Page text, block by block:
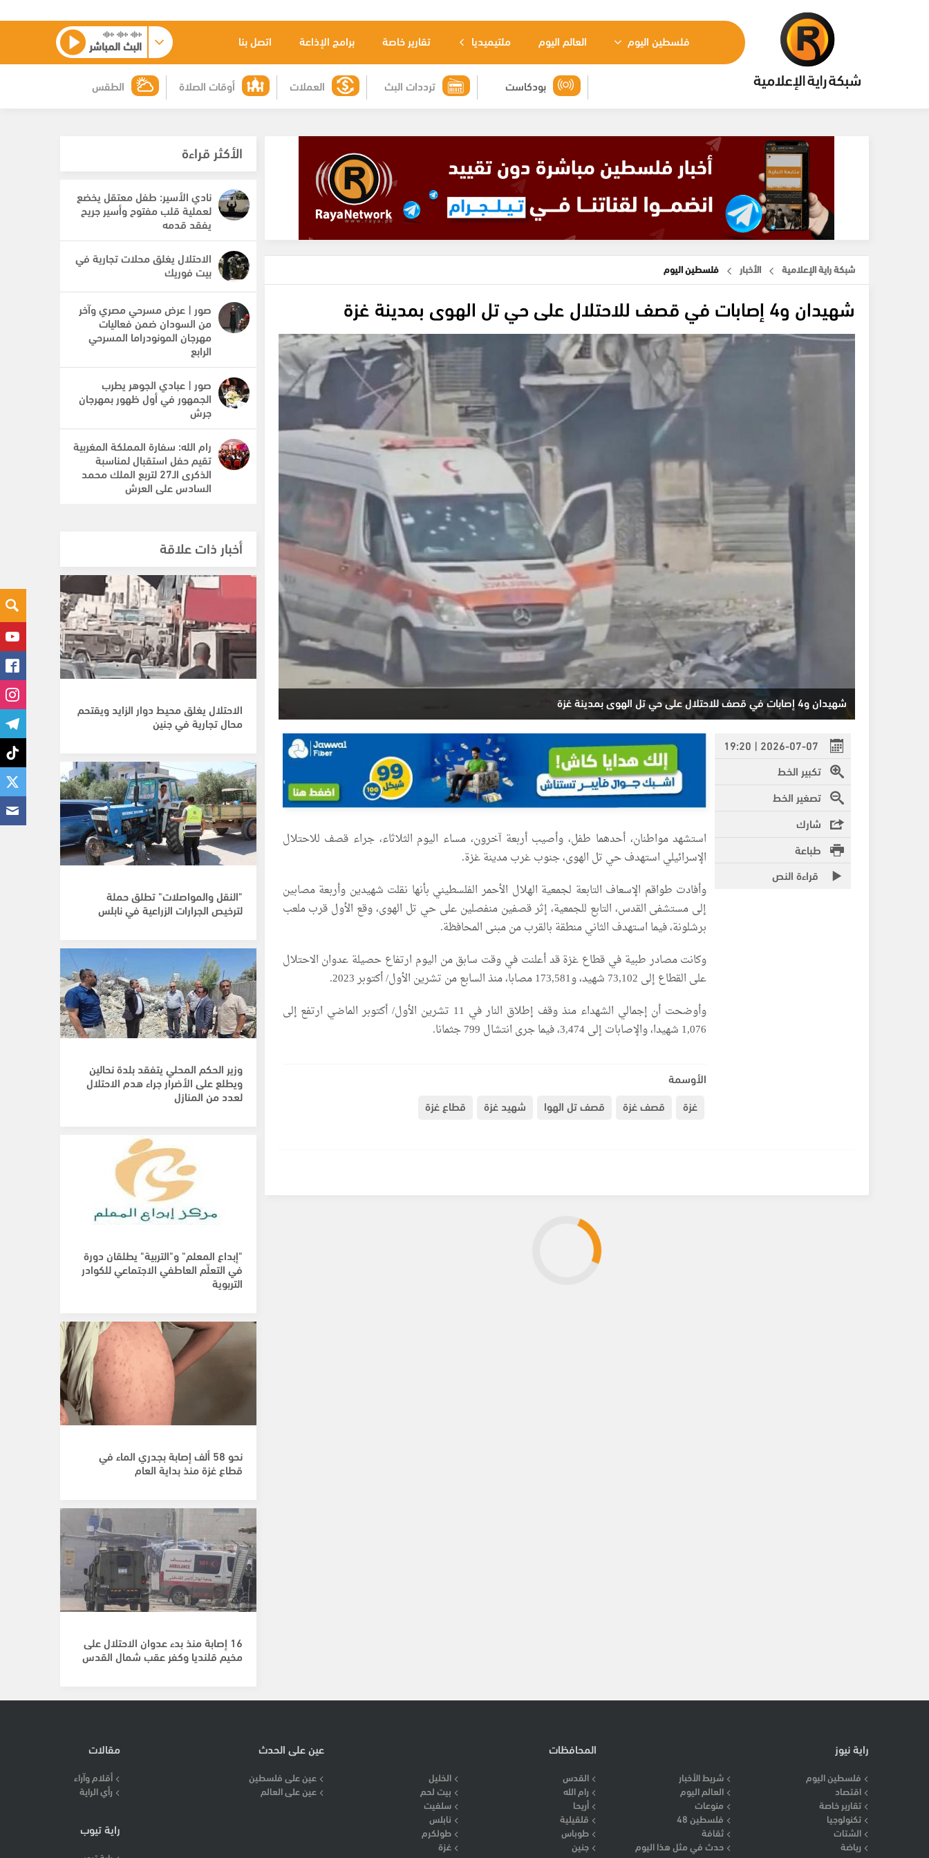
فلسطين اليوم العالم اليوم ملتيميديا تقارير خاصة برامج الإذاعة اتصل بنا البث المباشر
الطقس أوقات الصلاة العملات ترددات البث بودكاست
شبكة راية الإعلامية الأخبار فلسطين اليوم
شهيدان و4 إصابات في قصف للاحتلال على حي تل الهوى بمدينة غزة
شهيدان و4 إصابات في قصف للاحتلال على حي تل الهوى بمدينة غزة
2026-07-07 | 19:20
تكبير الخط
تصغير الخط
شارك
طباعة
قراءة النص
استشهد مواطنان، أحدهما طفل، وأصيب أربعة آخرون، مساء اليوم الثلاثاء، جراء قصف للاحتلال
الإسرائيلي استهدف حي تل الهوى، جنوب غرب مدينة غزة.
وأفادت طواقم الإسعاف التابعة لجمعية الهلال الأحمر الفلسطيني بأنها نقلت شهيدين وأربعة مصابين
إلى مستشفى القدس، التابع للجمعية، إثر قصفين منفصلين على حي تل الهوى، وقع الأول قرب ملعب
برشلونة، فيما استهدف الثاني منطقة بالقرب من مبنى المحافظة.
وكانت مصادر طبية في قطاع غزة قد أعلنت في وقت سابق من اليوم ارتفاع حصيلة عدوان الاحتلال
على القطاع إلى 73,102 شهيد، و173,581 مصابا، منذ السابع من تشرين الأول/ أكتوبر 2023.
وأوضحت أن إجمالي الشهداء منذ وقف إطلاق النار في 11 تشرين الأول/ أكتوبر الماضي ارتفع إلى
1,076 شهيدا، والإصابات إلى 3,474، فيما جرى انتشال 799 جثمانا.
الأوسمة
غزة
قصف غزة قصف تل الهوا شهيد غزة قطاع غزة
الأكثر قراءة
نادي الأسير: طفل معتقل يخضع
لعملية قلب مفتوح وأسير جريح
يفقد قدمه
الاحتلال يغلق محلات تجارية في
بيت فوريك
صور | عرض مسرحي مصري وآخر
من السودان ضمن فعاليات
مهرجان المونودراما المسرحي
الرابع
صور | عبادي الجوهر يطرب
الجمهور في أول ظهور بمهرجان
جرش
رام الله: سفارة المملكة المغربية
تقيم حفل استقبال لمناسبة
الذكرى الـ27 لتربع الملك محمد
السادس على العرش
أخبار ذات علاقة
الاحتلال يغلق محيط دوار الزايد ويقتحم
محال تجارية في جنين
"النقل والمواصلات" تطلق حملة
لترخيص الجرارات الزراعية في نابلس
وزير الحكم المحلي يتفقد بلدة نحالين
ويطلع على الأضرار جراء هدم الاحتلال
لعدد من المنازل
"إبداع المعلم" و"التربية" يطلقان دورة
في التعلّم العاطفي الاجتماعي للكوادر
التربوية
نحو 58 ألف إصابة بجدري الماء في
قطاع غزة منذ بداية العام
16 إصابة منذ بدء عدوان الاحتلال على
مخيم قلنديا وكفر عقب شمال القدس
راية نيوز
فلسطين اليوم
شريط الأخبار
اقتصاد
العالم اليوم
تقارير خاصة
منوعات
تكنولوجيا
فلسطين 48
الشتات
ثقافة
رياضة
حدث في مثل هذا اليوم
المحافظات
القدس
الخليل
رام الله
بيت لحم
أريحا
سلفيت
قلقيلية
نابلس
طوباس
طولكرم
جنين
غزة
عين على الحدث
عين على فلسطين
عين على العالم
مقالات
أقلام وآراء
رأي الراية
راية تيوب